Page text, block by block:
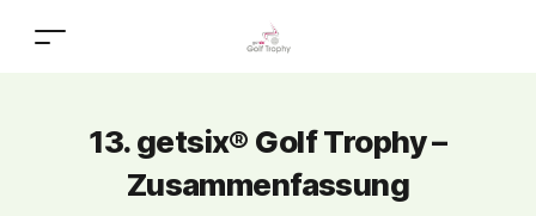
13. getsix® Golf Trophy –
Zusammenfassung